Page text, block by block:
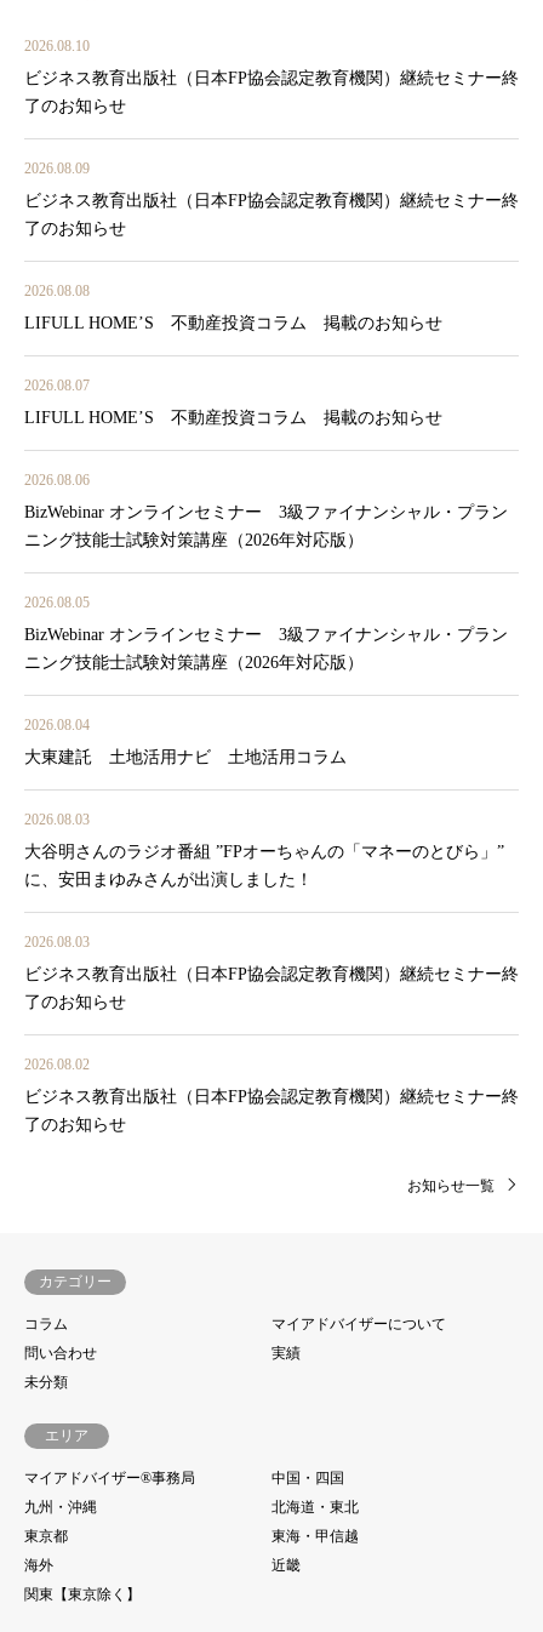
2026.08.10
ビジネス教育出版社（日本FP協会認定教育機関）継続セミナー終
了のお知らせ
2026.08.09
ビジネス教育出版社（日本FP協会認定教育機関）継続セミナー終
了のお知らせ
2026.08.08
LIFULL HOME’S 不動産投資コラム 掲載のお知らせ
2026.08.07
LIFULL HOME’S 不動産投資コラム 掲載のお知らせ
2026.08.06
BizWebinar オンラインセミナー 3級ファイナンシャル・プラン
ニング技能士試験対策講座（2026年対応版）
2026.08.05
BizWebinar オンラインセミナー 3級ファイナンシャル・プラン
ニング技能士試験対策講座（2026年対応版）
2026.08.04
大東建託 土地活用ナビ 土地活用コラム
2026.08.03
大谷明さんのラジオ番組 ”FPオーちゃんの「マネーのとびら」”
に、安田まゆみさんが出演しました！
2026.08.03
ビジネス教育出版社（日本FP協会認定教育機関）継続セミナー終
了のお知らせ
2026.08.02
ビジネス教育出版社（日本FP協会認定教育機関）継続セミナー終
了のお知らせ
お知らせ一覧
カテゴリー
コラム
マイアドバイザーについて
問い合わせ
実績
未分類
エリア
マイアドバイザー®事務局
中国・四国
九州・沖縄
北海道・東北
東京都
東海・甲信越
海外
近畿
関東【東京除く】